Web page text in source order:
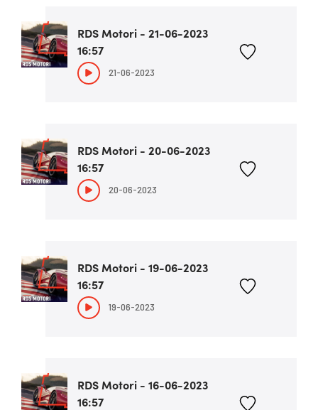
RDS Motori - 21-06-2023
16:57
21-06-2023
RDS Motori - 20-06-2023
16:57
20-06-2023
RDS Motori - 19-06-2023
16:57
19-06-2023
RDS Motori - 16-06-2023
16:57